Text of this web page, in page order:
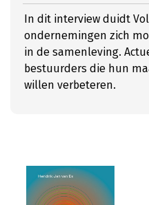
In dit interview duidt
ondernemingen zich
in de samenleving.
bestuurders die hun
willen verbeteren.